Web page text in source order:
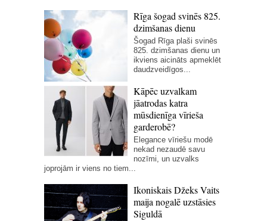
Rīga šogad svinēs 825.
dzimšanas dienu
Šogad Rīga plaši svinēs
825. dzimšanas dienu un
ikviens aicināts apmeklēt
daudzveidīgos...
Kāpēc uzvalkam
jāatrodas katra
mūsdienīga vīrieša
garderobē?
Elegance vīriešu modē
nekad nezaudē savu
nozīmi, un uzvalks
joprojām ir viens no tiem...
Ikoniskais Džeks Vaits
maija nogalē uzstāsies
Siguldā